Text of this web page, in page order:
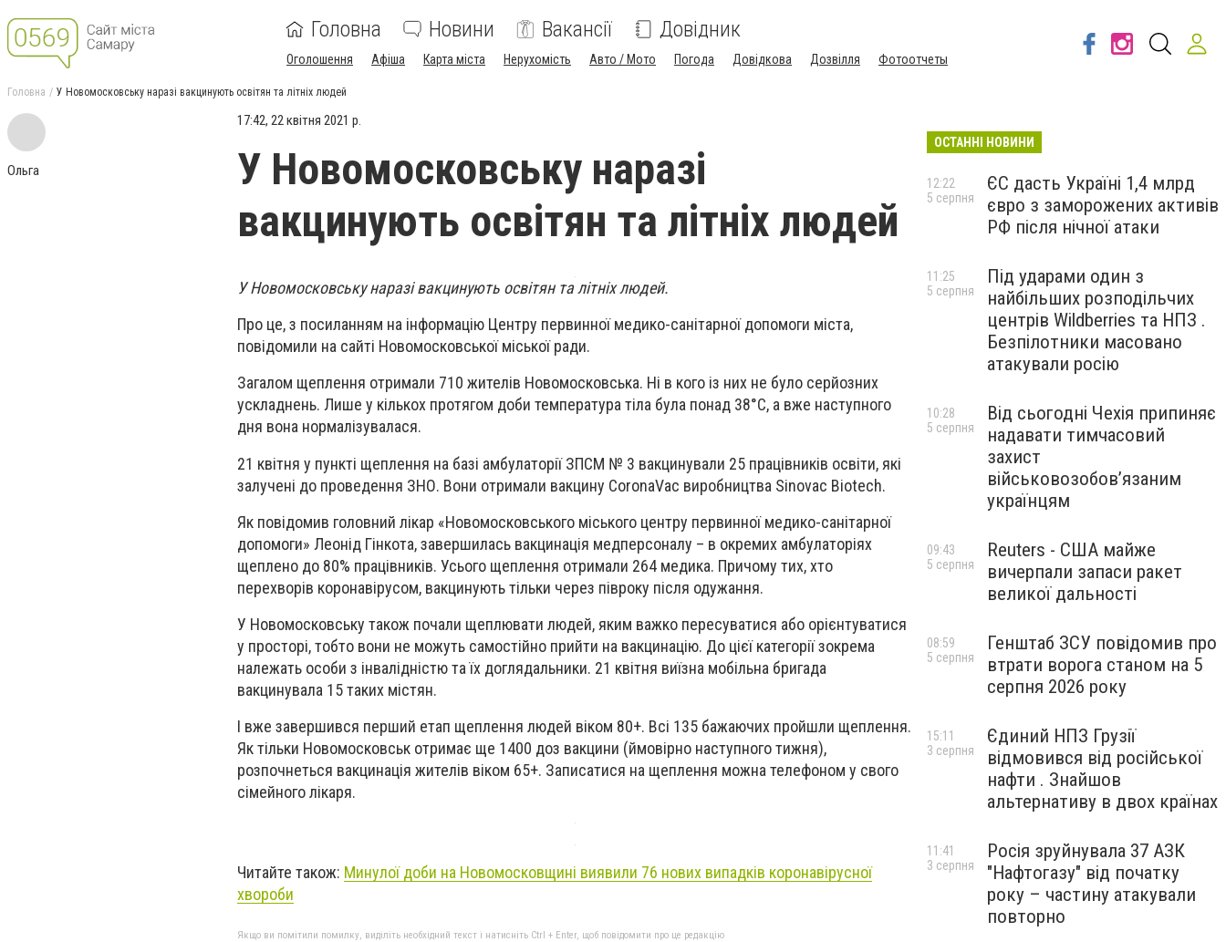
Головна Новини Вакансії Довідник
Оголошення Афіша Карта міста Нерухомість Авто / Мото Погода Довідкова Дозвілля Фотоотчеты
Головна У Новомосковську наразі вакцинують освітян та літніх людей
Ольга
17:42, 22 квітня 2021 р.
У Новомосковську наразі
вакцинують освітян та літніх людей
У Новомосковську наразі вакцинують освітян та літніх людей.
Про це, з посиланням на інформацію Центру первинної медико-санітарної допомоги міста,
повідомили на сайті Новомосковської міської ради.
Загалом щеплення отримали 710 жителів Новомосковська. Ні в кого із них не було серйозних
ускладнень. Лише у кількох протягом доби температура тіла була понад 38°С, а вже наступного
дня вона нормалізувалася.
21 квітня у пункті щеплення на базі амбулаторії ЗПСМ № 3 вакцинували 25 працівників освіти, які
залучені до проведення ЗНО. Вони отримали вакцину CoronaVac виробництва Sinovac Biotech.
Як повідомив головний лікар «Новомосковського міського центру первинної медико-санітарної
допомоги» Леонід Гінкота, завершилась вакцинація медперсоналу – в окремих амбулаторіях
щеплено до 80% працівників. Усього щеплення отримали 264 медика. Причому тих, хто
перехворів коронавірусом, вакцинують тільки через півроку після одужання.
У Новомосковську також почали щеплювати людей, яким важко пересуватися або орієнтуватися
у просторі, тобто вони не можуть самостійно прийти на вакцинацію. До цієї категорії зокрема
належать особи з інвалідністю та їх доглядальники. 21 квітня виїзна мобільна бригада
вакцинувала 15 таких містян.
І вже завершився перший етап щеплення людей віком 80+. Всі 135 бажаючих пройшли щеплення.
Як тільки Новомосковськ отримає ще 1400 доз вакцини (ймовірно наступного тижня),
розпочнеться вакцинація жителів віком 65+. Записатися на щеплення можна телефоном у свого
сімейного лікаря.
Читайте також: Минулої доби на Новомосковщині виявили 76 нових випадків коронавірусної
хвороби
Якщо ви помітили помилку, виділіть необхідний текст і натисніть Ctrl + Enter, щоб повідомити про це редакцію
ОСТАННІ НОВИНИ
ЄС дасть Україні 1,4 млрд
євро з заморожених активів
РФ після нічної атаки
12:22
5 серпня
Під ударами один з
найбільших розподільчих
центрів Wildberries та НПЗ .
Безпілотники масовано
атакували росію
11:25
5 серпня
Від сьогодні Чехія припиняє
надавати тимчасовий
захист
військовозобов’язаним
українцям
10:28
5 серпня
Reuters - США майже
вичерпали запаси ракет
великої дальності
09:43
5 серпня
Генштаб ЗСУ повідомив про
втрати ворога станом на 5
серпня 2026 року
08:59
5 серпня
Єдиний НПЗ Грузії
відмовився від російської
нафти . Знайшов
альтернативу в двох країнах
15:11
3 серпня
Росія зруйнувала 37 АЗК
"Нафтогазу" від початку
року – частину атакували
повторно
11:41
3 серпня